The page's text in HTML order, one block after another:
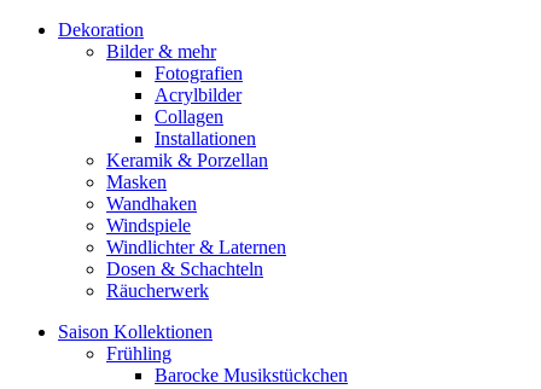
Dekoration
Bilder & mehr
Fotografien
Acrylbilder
Collagen
Installationen
Keramik & Porzellan
Masken
Wandhaken
Windspiele
Windlichter & Laternen
Dosen & Schachteln
Räucherwerk
Saison Kollektionen
Frühling
Barocke Musikstückchen